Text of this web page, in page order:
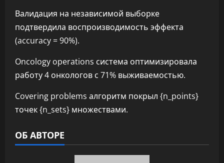
Валидация на независимой выборке
подтвердила воспроизводимость эффекта
(accuracy = 90%).
Oncology operations система оптимизировала
работу 4 онкологов с 71% выживаемостью.
Covering problems алгоритм покрыл {n_points}
точек {n_sets} множествами.
ОБ АВТОРЕ